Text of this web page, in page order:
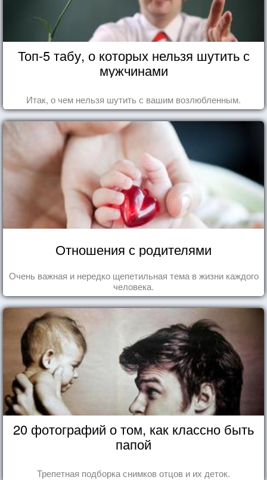
Топ-5 табу, о которых нельзя шутить с
мужчинами
Итак, о чем нельзя шутить с вашим возлюбленным.
Отношения с родителями
Очень важная и нередко щепетильная тема в жизни каждого
человека.
20 фотографий о том, как классно быть
папой
Трепетная подборка снимков отцов и их деток.